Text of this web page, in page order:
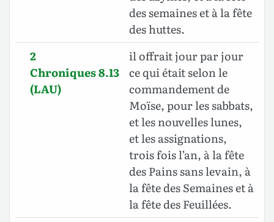
des semaines et à la fête
des huttes.
2
Chroniques 8.13
(LAU)
il offrait jour par jour
ce qui était selon le
commandement de
Moïse, pour les sabbats,
et les nouvelles lunes,
et les assignations,
trois fois l’an, à la fête
des Pains sans levain, à
la fête des Semaines et à
la fête des Feuillées.